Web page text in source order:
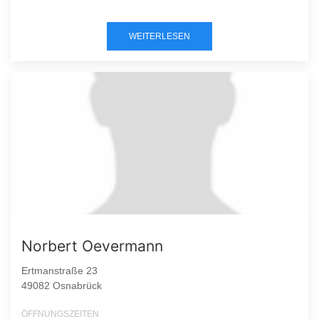
WEITERLESEN
Norbert Oevermann
Ertmanstraße 23
49082 Osnabrück
ÖFFNUNGSZEITEN